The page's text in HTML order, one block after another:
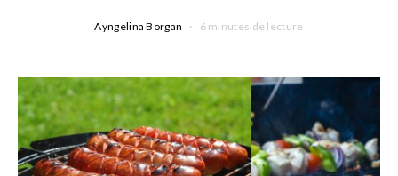
Ayngelina Borgan 6 minutes de lecture